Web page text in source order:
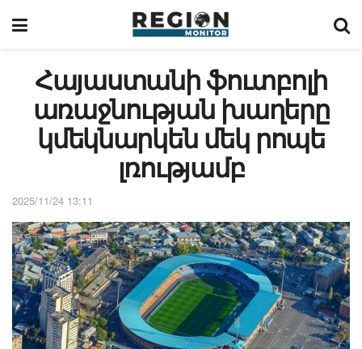
Հայաստանի ֆուտբոլի
առաջնության խաղերը
կմեկնարկեն մեկ րոպե
լռությամբ
2025/11/24 13:11